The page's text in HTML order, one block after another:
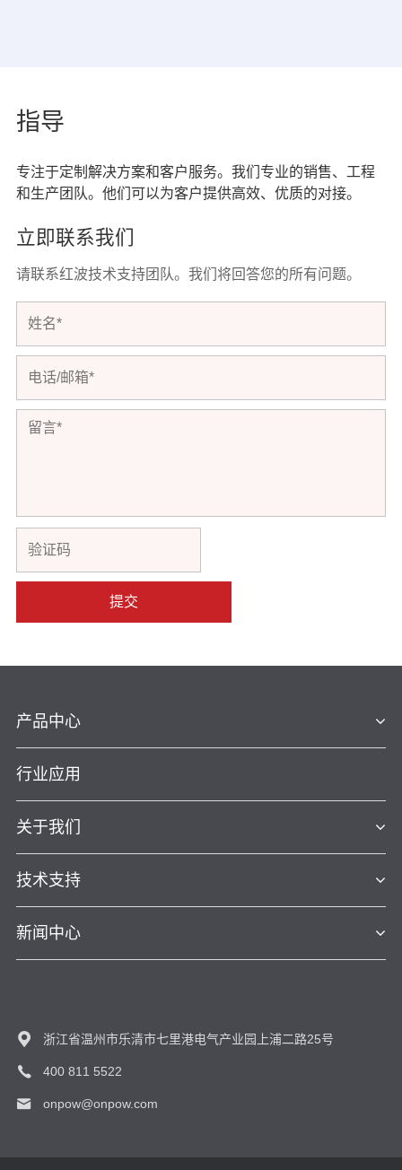
指导
专注于定制解决方案和客户服务。我们专业的销售、工程
和生产团队。他们可以为客户提供高效、优质的对接。
立即联系我们
请联系红波技术支持团队。我们将回答您的所有问题。
提交
浙江省温州市乐清市七里港电气产业园上浦二路25号
400 811 5522
onpow@onpow.com
产品中心
行业应用
关于我们
技术支持
新闻中心